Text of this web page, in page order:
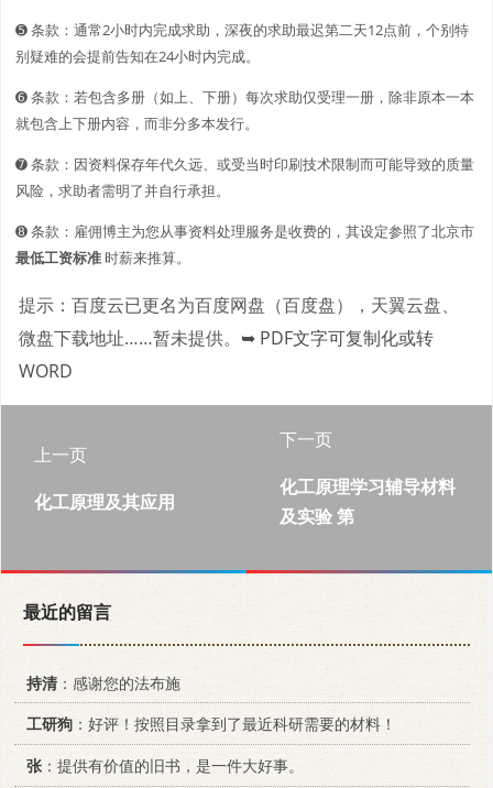
➎ 条款：通常2小时内完成求助，深夜的求助最迟第二天12点前，个别特
别疑难的会提前告知在24小时内完成。
➏ 条款：若包含多册（如上、下册）每次求助仅受理一册，除非原本一本
就包含上下册内容，而非分多本发行。
➐ 条款：因资料保存年代久远、或受当时印刷技术限制而可能导致的质量
风险，求助者需明了并自行承担。
➑ 条款：雇佣博主为您从事资料处理服务是收费的，其设定参照了北京市
最低工资标准时薪来推算。
提示：百度云已更名为百度网盘（百度盘），天翼云盘、
微盘下载地址……暂未提供。 ➥ PDF文字可复制化或转
WORD
上一页
化工原理及其应用
下一页
化工原理学习辅导材料
及实验 第
最近的留言
持清 ：感谢您的法布施
工研狗 ：好评！按照目录拿到了最近科研需要的材料！
张：提供有价值的旧书，是一件大好事。